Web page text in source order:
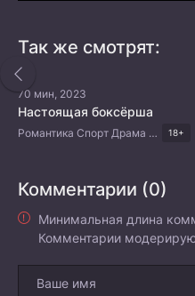
Так же смотрят:
70 мин, 2023
Настоящая боксёрша
Романтика Спорт Драма Корейские дорамы 18+
Комментарии (0)
Минимальная длина
Комментарии